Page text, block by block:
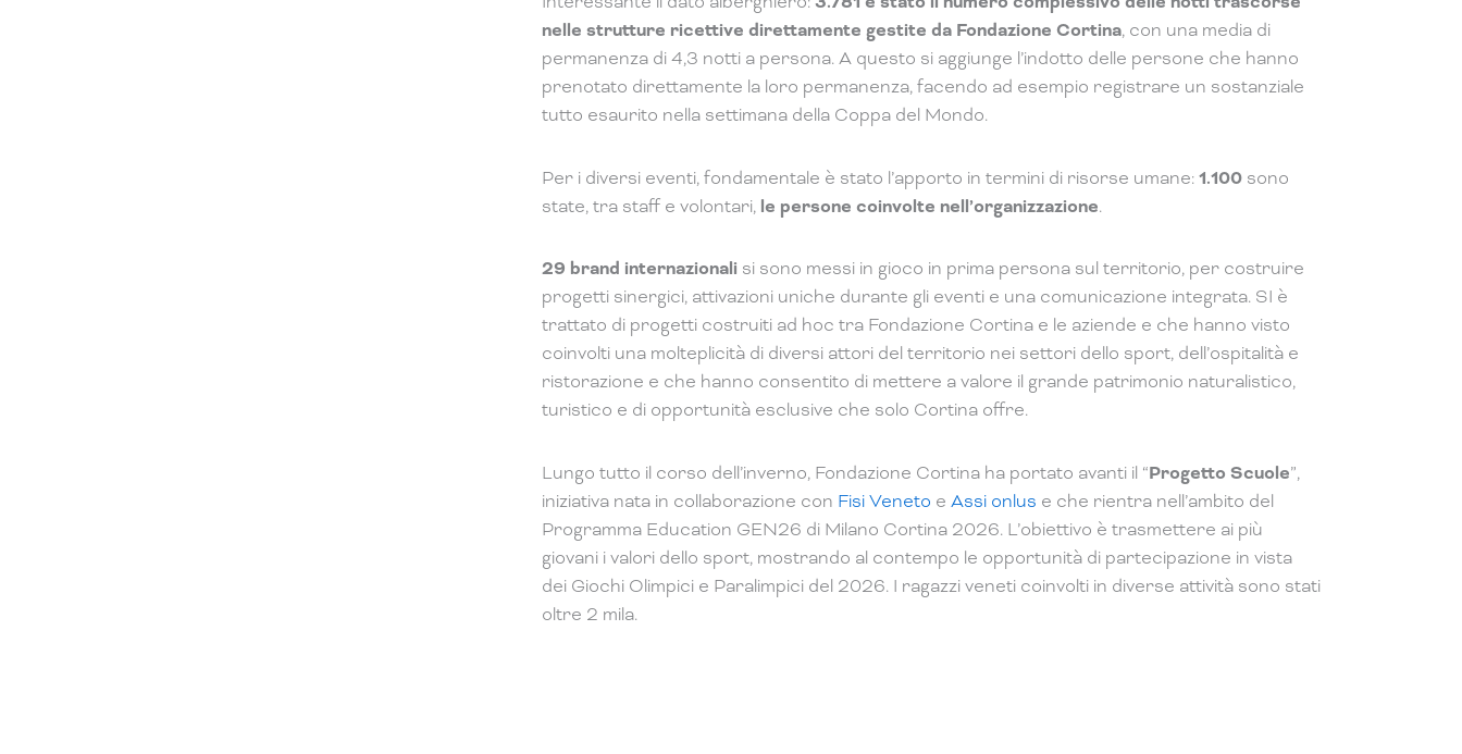
nelle strutture ricettive direttamente gestite da Fondazione Cortina, con una media di
permanenza di 4,3 notti a persona. A questo si aggiunge l’indotto delle persone che hanno
prenotato direttamente la loro permanenza, facendo ad esempio registrare un sostanziale
tutto esaurito nella settimana della Coppa del Mondo.
Per i diversi eventi, fondamentale è stato l’apporto in termini di risorse umane:1.100sono
state, tra staff e volontari, le persone coinvolte nell’organizzazione.
29 brand internazionali si sono messi in gioco in prima persona sul territorio, per costruire
progetti sinergici, attivazioni uniche durante gli eventi e una comunicazione integrata. SI è
trattato di progetti costruiti ad hoc tra Fondazione Cortina e le aziende e che hanno visto
coinvolti una molteplicità di diversi attori del territorio nei settori dello sport, dell’ospitalità e
ristorazione e che hanno consentito di mettere a valore il grande patrimonio naturalistico,
turistico e di opportunità esclusive che solo Cortina offre.
Lungo tutto il corso dell’inverno, Fondazione Cortina ha portato avanti il “Progetto Scuole”,
iniziativa nata in collaborazione con Fisi Veneto e Assi onlus e che rientra nell’ambito del
Programma Education GEN26 di Milano Cortina 2026. L’obiettivo è trasmettere ai più
giovani i valori dello sport, mostrando al contempo le opportunità di partecipazione in vista
dei Giochi Olimpici e Paralimpici del 2026. I ragazzi veneti coinvolti in diverse attività sono stati
oltre 2 mila.